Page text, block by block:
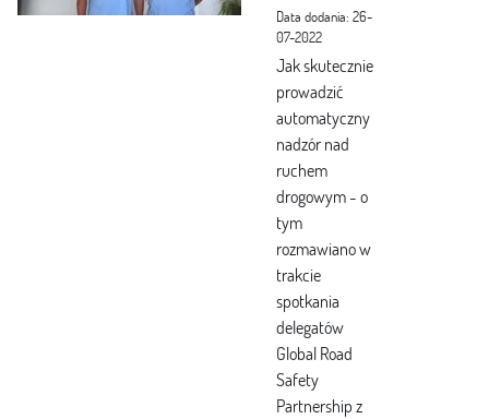
Data dodania: 26-
07-2022
Jak skutecznie
prowadzić
automatyczny
nadzór nad
ruchem
drogowym - o
tym
rozmawiano w
trakcie
spotkania
delegatów
Global Road
Safety
Partnership z